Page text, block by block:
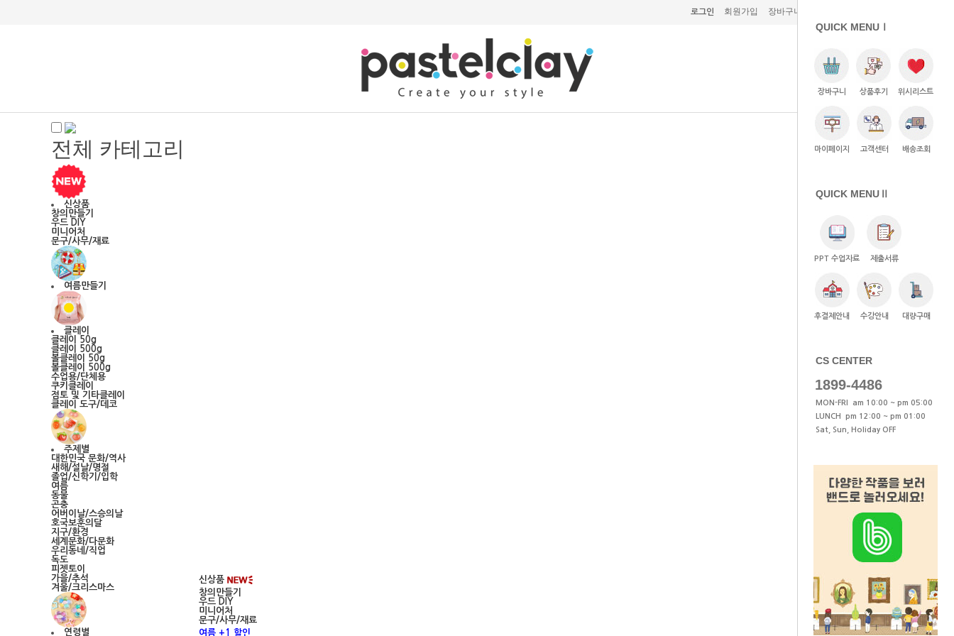
로그인 회원가입 장바구니 (0)
전체 카테고리
신상품
창의만들기
우드 DIY
미니어처
문구/사무/재료
여름만들기
클레이
클레이 50g
클레이 500g
볼클레이 50g
볼클레이 500g
수업용/단체용
쿠키클레이
점토 및 기타클레이
클레이 도구/데코
주제별
대한민국 문화/역사
새해/설날/명절
졸업/신학기/입학
여름
동물
곤충
어버이날/스승의날
호국보훈의달
지구/환경
세계문화/다문화
우리동네/직업
독도
피젯토이
가을/추석
겨울/크리스마스
연령별
신상품
창의만들기
우드 DIY
미니어처
문구/사무/재료
여름 +1 할인
QUICK MENUⅠ
장바구니 상품후기 위시리스트
마이페이지 고객센터 배송조회
QUICK MENUⅡ
PPT 수업자료 제출서류
후결제안내 수강안내 대량구매
CS CENTER
1899-4486
MON-FRI am 10:00 ~ pm 05:00
LUNCH pm 12:00 ~ pm 01:00
Sat, Sun, Holiday OFF